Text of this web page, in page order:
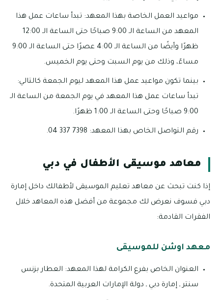
مواعيد العمل الخاصة بهذا المعهد: تبدأ ساعات عمل هذا
المعهد من الساعة الـ 9:00 صباحًا حتى الساعة الـ 12:00
ظهرًا وأيضًا من الساعة الـ 4:00 عصرًا حتى الساعة الـ 9:00
مساءً، وذلك من يوم السبت وحتى يوم الخميس.
بينما تكون مواعيد عمل هذا المعهد ليوم الجمعة كالتالي:
تبدأ ساعات عمل هذا المعهد في يوم الجمعة من الساعة الـ
9:00 صباحًا وحتى الساعة الـ 1:00 ظهرًا.
رقم التواصل الخاص بهذا المعهد: 7398 337 04.
معاهد موسيقى الأطفال في دبي
إذا كنت تبحث عن معاهد تعليم الموسيقى لأطفالك داخل إمارة
دبي فسوف نعرض لك مجموعة من أفضل هذه المعاهد خلال
الفقرات القادمة:
معهد اوشن للموسيقى
العنوان الخاص بفرع الكرامة لهذا المعهد: العطار بزنس
سنتر ـ إمارة دبي ـ دولة الإمارات العربية المتحدة.